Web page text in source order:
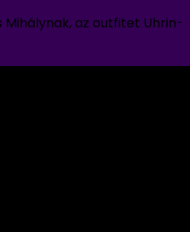
Mihálynak, az outfitet Uhrin-